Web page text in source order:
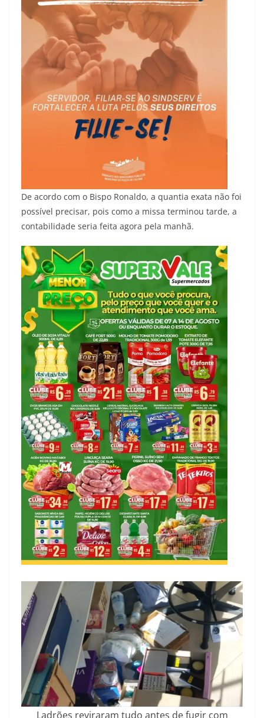
De acordo com o Bispo Ronaldo, a quantia exata não foi
possível precisar, pois como a missa terminou tarde, a
contabilidade seria feita agora pela manhã.
Ladrões reviraram tudo antes de fugir com